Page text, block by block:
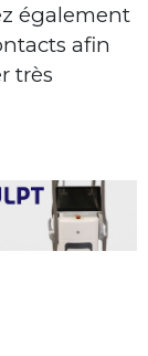
également
afin
très